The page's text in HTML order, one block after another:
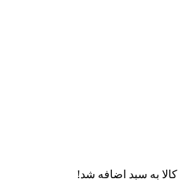
کالا به سبد اضافه شد!